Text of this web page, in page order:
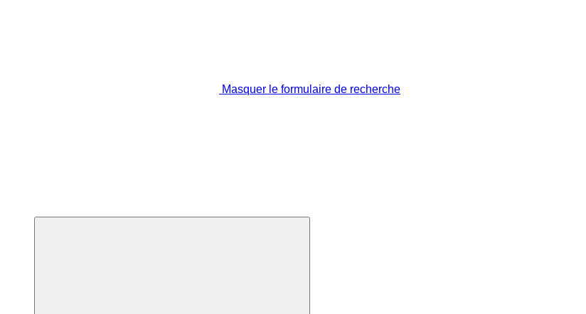
Masquer le formulaire de recherche